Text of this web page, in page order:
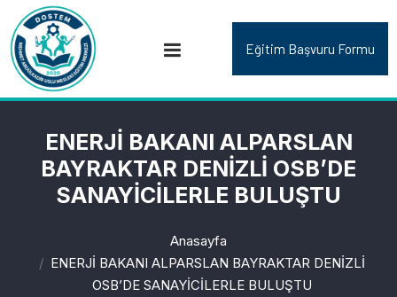
Eğitim Başvuru Formu
ENERJİ BAKANI ALPARSLAN
BAYRAKTAR DENİZLİ OSB’DE
SANAYİCİLERLE BULUŞTU
Anasayfa
ENERJİ BAKANI ALPARSLAN BAYRAKTAR DENİZLİ
OSB’DE SANAYİCİLERLE BULUŞTU